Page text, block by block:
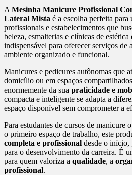
A Mesinha Manicure Profissional
Lateral Mista é a escolha perfeita
profissionais e estabelecimentos que
beleza, esmalterias e clínicas de
indispensável para oferecer serviços de
ambiente organizado e funcional.
Manicures e pedicures autônomas que
domicílio ou em espaços
enormemente da sua praticidade e
compacta e inteligente se adapta a
espaço disponível sem comprometer a
Para estudantes de cursos de manicure
o primeiro espaço de trabalho, este
completa e profissional desde o início,
para o desenvolvimento da carreira. É
para quem valoriza a qualidade, a
profissional.